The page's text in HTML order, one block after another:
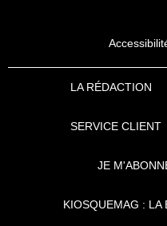
LA RÉDACTION
SERVICE CLIENT
JE
KIOSQUEMAG :